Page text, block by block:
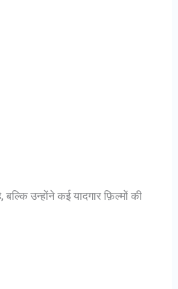
उन्होंने कई यादगार फ़िल्मों की